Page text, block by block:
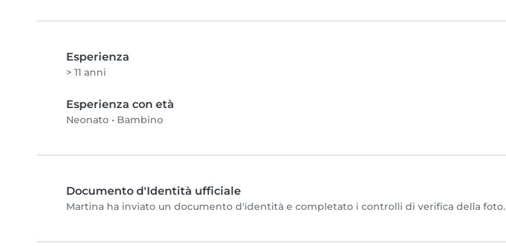
Esperienza
> 11 anni
Esperienza con età
Neonato • Bambino
Documento d'Identità ufficiale
Martina ha inviato un documento d'identità e completato i controlli di verifica della foto.